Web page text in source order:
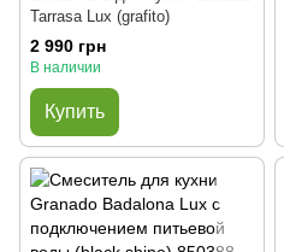
Tarrasa Lux (grafito)
2 990 грн
В наличии
Купить